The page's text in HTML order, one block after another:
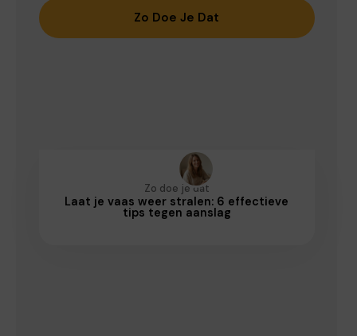
Zo Doe Je Dat
Zo doe je dat
Laat je vaas weer stralen: 6 effectieve
tips tegen aanslag